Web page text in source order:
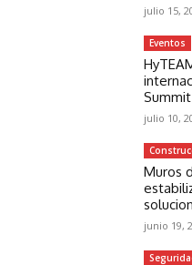
julio 15,
Eventos
julio 10,
Muros
junio 19,